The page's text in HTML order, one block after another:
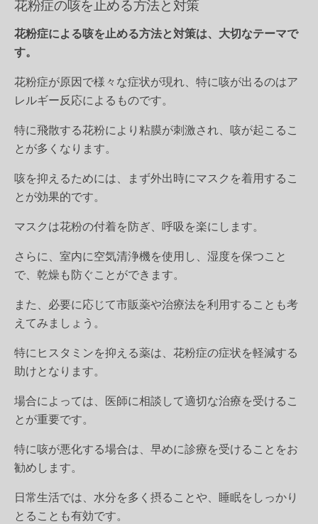
花粉症の咳を止める方法と対策
花粉症による咳を止める方法と対策は、大切なテーマで
す。
花粉症が原因で様々な症状が現れ、特に咳が出るのはア
レルギー反応によるものです。
特に飛散する花粉により粘膜が刺激され、咳が起こるこ
とが多くなります。
咳を抑えるためには、まず外出時にマスクを着用するこ
とが効果的です。
マスクは花粉の付着を防ぎ、呼吸を楽にします。
さらに、室内に空気清浄機を使用し、湿度を保つこと
で、乾燥も防ぐことができます。
また、必要に応じて市販薬や治療法を利用することも考
えてみましょう。
特にヒスタミンを抑える薬は、花粉症の症状を軽減する
助けとなります。
場合によっては、医師に相談して適切な治療を受けるこ
とが重要です。
特に咳が悪化する場合は、早めに診療を受けることをお
勧めします。
日常生活では、水分を多く摂ることや、睡眠をしっかり
とることも有効です。